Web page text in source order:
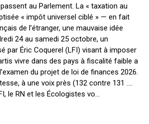
au Parlement. La « taxation au
« impôt universel ciblé » — en fait
de l’étranger, une mauvaise idée
24 au samedi 25 octobre, un
par Éric Coquerel (LFI) visant à imposer
vivre dans des pays à fiscalité faible a
du projet de loi de finances 2026.
à une voix près (132 contre 131 ….
le RN et les Écologistes vo...